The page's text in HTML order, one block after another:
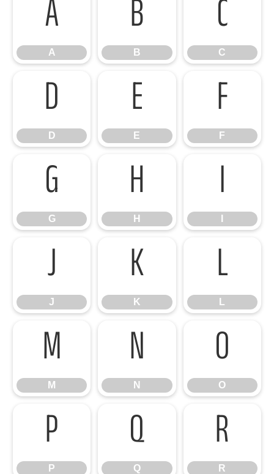
A
A B
B C
C
D
D E
E F
F
G
G H
H I
J
J K
K L
L
M
M N
N O
O
P
P Q
Q R
R